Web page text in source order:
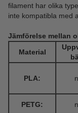
filament har olika
inte kompatibla med
Jämförelse mellan
Material
PLA:
PETG: